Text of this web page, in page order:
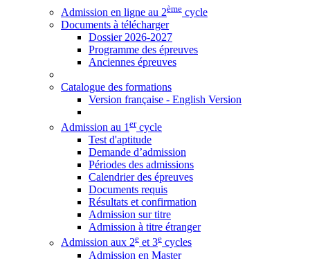
Admission en ligne au 2ème cycle
Documents à télécharger
Dossier 2026-2027
Programme des épreuves
Anciennes épreuves
Catalogue des formations
Version française - English Version
Admission au 1 ercycle
Test d'aptitude
Demande d’admission
Périodes des admissions
Calendrier des épreuves
Documents requis
Résultats et confirmation
Admission sur titre
Admission à titre étranger
Admission aux 2e et 3e cycles
Admission en Master